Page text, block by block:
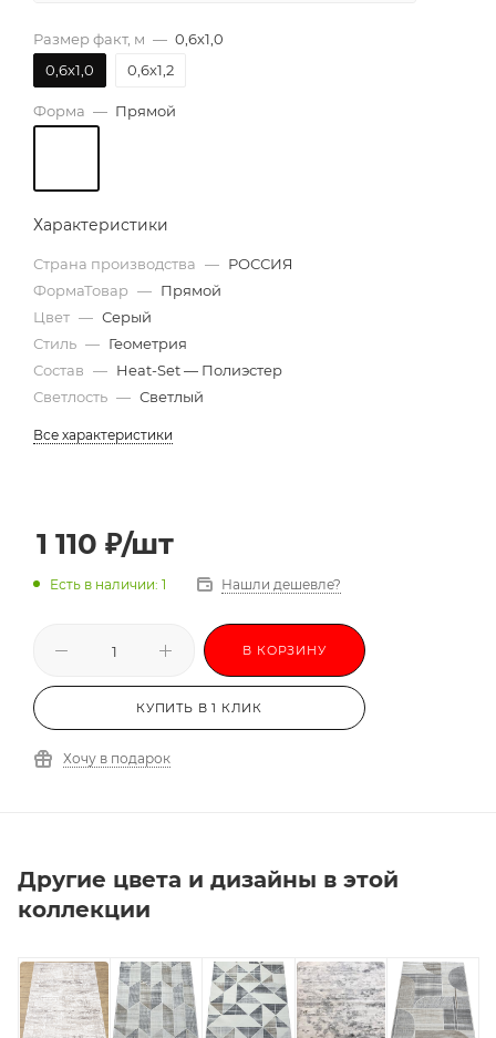
Размер факт, м — 0,6х1,0
0,6х1,0
0,6х1,2
Форма — Прямой
Характеристики
Страна производства — РОССИЯ
ФормаТовар — Прямой
Цвет — Серый
Стиль — Геометрия
Состав — Heat-Set — Полиэстер
Светлость — Светлый
Все характеристики
1 110 ₽/шт
Есть в наличии: 1 Нашли дешевле?
В КОРЗИНУ
КУПИТЬ В 1 КЛИК
Хочу в подарок
Другие цвета и дизайны в этой
коллекции